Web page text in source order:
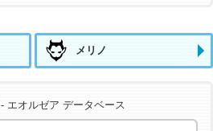
メリノ
- エオルゼア データベース